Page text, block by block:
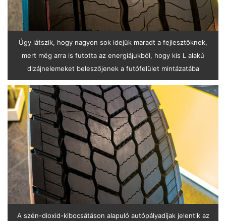
Úgy látszik, hogy nagyon sok idejük maradt a fejlesztőknek,
mert még arra is futotta az energiájukból, hogy kis L alakú
dizájnelemeket beleszőjenek a futófelület mintázatába
A szén-dioxid-kibocsátáson alapuló autópályadíjak jelentik az